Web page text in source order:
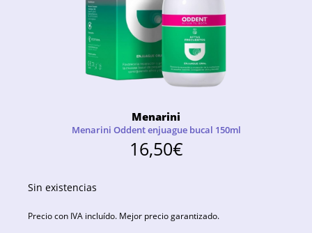
Menarini
Menarini Oddent enjuague bucal 150ml
16,50€
Sin existencias
Precio con IVA incluído. Mejor precio garantizado.